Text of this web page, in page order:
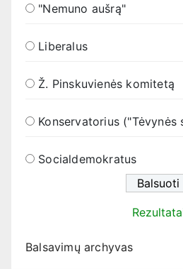
"Nemuno aušrą"
Liberalus
Ž. Pinskuvienės komitetą
Konservatorius ("Tėvynės
Socialdemokratus
Balsavimų archyvas